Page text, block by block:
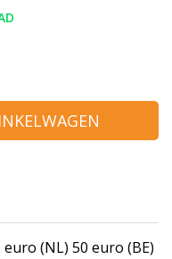
(NL) 50 euro (BE)